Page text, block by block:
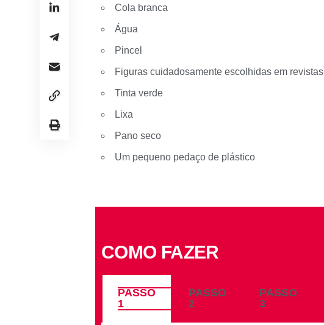
Cola branca
Água
Pincel
Figuras cuidadosamente escolhidas em revistas
Tinta verde
Lixa
Pano seco
Um pequeno pedaço de plástico
COMO FAZER
PASSO
1
PASSO
2
PASSO
3